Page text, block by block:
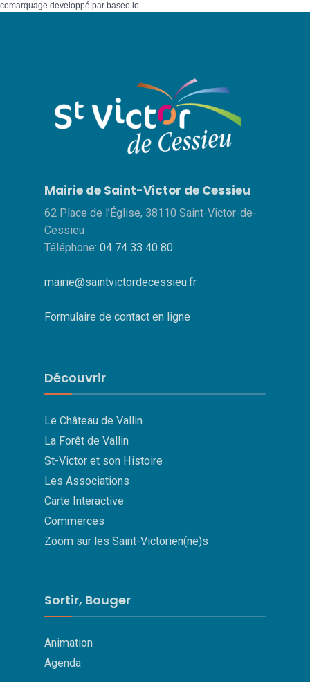
comarquage developpé par baseo.io
Mairie de Saint-Victor de Cessieu
62 Place de l’Église, 38110 Saint-Victor-de-
Cessieu
Téléphone: 04 74 33 40 80
mairie@saintvictordecessieu.fr
Formulaire de contact en ligne
Découvrir
Le Château de Vallin
La Forêt de Vallin
St-Victor et son Histoire
Les Associations
Carte Interactive
Commerces
Zoom sur les Saint-Victorien(ne)s
Sortir, Bouger
Animation
Agenda